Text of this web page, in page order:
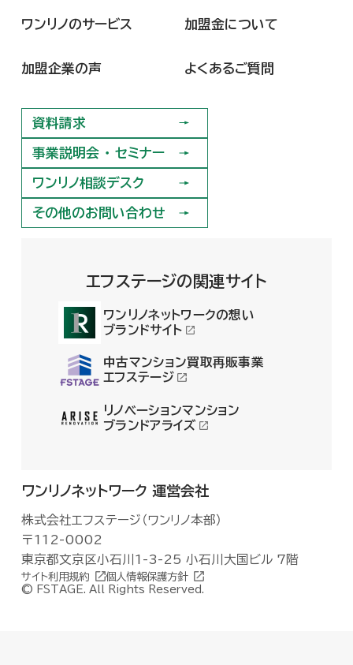
ワンリノのサービス
加盟金について
加盟企業の声
よくあるご質問
資料請求
資料請求
事業説明会 ・ セミナー
事業説明会 ・ セミナー
ワンリノ相談デスク
ワンリノ相談デスク
その他のお問い合わせ
その他のお問い合わせ
エフステージの関連サイト
ワンリノネットワークの想い
ブランドサイト
中古マンション買取再販事業
エフステージ
リノベーションマンション
ブランドアライズ
ワンリノネットワーク 運営会社
株式会社エフステージ（ワンリノ本部）
〒112-0002
東京都文京区小石川1-3-25 小石川大国ビル 7階
サイト利用規約
個人情報保護方針
© FSTAGE. All Rights Reserved.